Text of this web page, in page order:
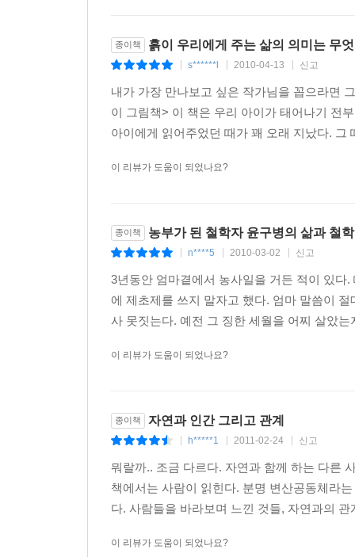
고백한다. 그래서 15년의 대학 교수 생활은 불행
함께 할 힘을 기르자고 마음먹었다. 새로운 세상
“나는 사람이 제 앞가림도 못하고, 이웃과 어울
존속 자체가 불가능하다는 겁니다. 그렇기 때문
열릴 것이라고 생각합니다.”
“인구의 50% 정도는 농촌으로 돌아와야 합니다.
나는 앞으로 변산 공동체가 경제, 교육, 문화
못하더라도 대안적인 삶의 본보기는 보여줄 수 있
종이책 흙이 우리에게 주는 삶의 의미는 무
s******l 2010-04-13 신고
내가 가장 만나보고 싶은 작가님을 꼽으라면
이 그림책> 이 책은 우리 아이가 태어나기 전
아이에게 읽어주었던 때가 꽤 오래 지났다. 그
이 리뷰가 도움이 되었나요?
종이책 농부가 된 철학자 윤구병의 삶과 철학
n****5 2010-03-02 신고
3년동안 엄마곁에서 농사일을 거든 적이 있다
에 제초제를 쓰지 말자고 했다. 엄마 말씀이
사 못짓는다. 예전 그 징한 세월을 어찌 살았
이 리뷰가 도움이 되었나요?
종이책 자연과 인간 그리고 관계
h*****1 2011-02-24 신고
뭐랄까.. 조금 다르다. 자연과 함께 하는 다른
책에서는 사람이 읽힌다. 분명 변산공동체라
다. 사람들을 바라보며 느낀 것들, 자연과의
이 리뷰가 도움이 되었나요?